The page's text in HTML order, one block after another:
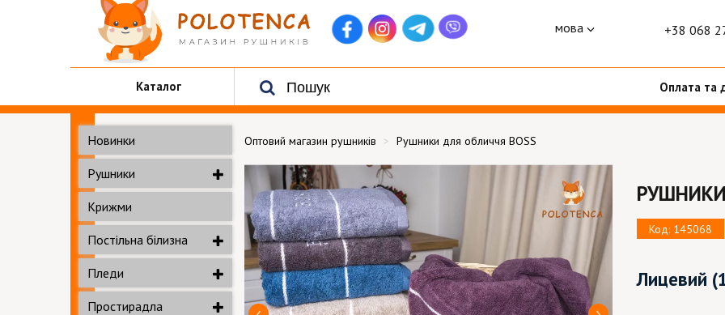
мова +38 068
Каталог Оплата та
Новинки
Рушники
Крижми
Постільна білизна
Пледи
Простирадла
Оптовий магазин рушників Рушники для обличчя BOSS
Код: 145068
Лицевий